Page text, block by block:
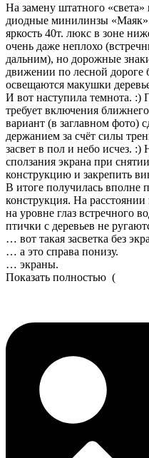
На замену штатного
диодные минилинзы
яркость 40т. люкс в зоне
очень даже неплохо
дальним), но дорожные
движении по лесной дороге
освещаются макушки
И вот наступила темнота. :)
требует включения
вариант (в заглавном фото)
держанием за счёт силы
засвет в пол и небо исчез. :)
сползания экрана при
конструкцию и закрепить
В итоге получилась вполне
конструкция. На
на уровне глаз встречного
птички с деревьев не
… вот такая засветка без
… а это справа понизу.
… экраны.
Показать полностью (